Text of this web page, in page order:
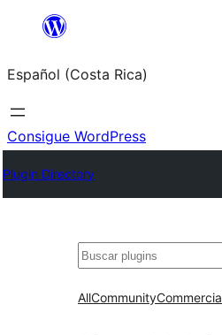
Saltar
contenido
Español (Costa Rica)
Consigue WordPress
Plugin Directory
Buscar
AllCommunity